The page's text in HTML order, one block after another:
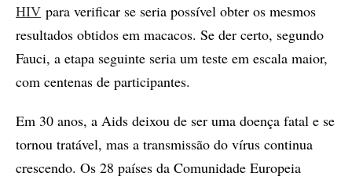
HIV para verificar se seria possível obter os mesmos
resultados obtidos em macacos. Se der certo, segundo
Fauci, a etapa seguinte seria um teste em escala maior,
com centenas de participantes.
Em 30 anos, a Aids deixou de ser uma doença fatal e se
tornou tratável, mas a transmissão do vírus continua
crescendo. Os 28 países da Comunidade Europeia